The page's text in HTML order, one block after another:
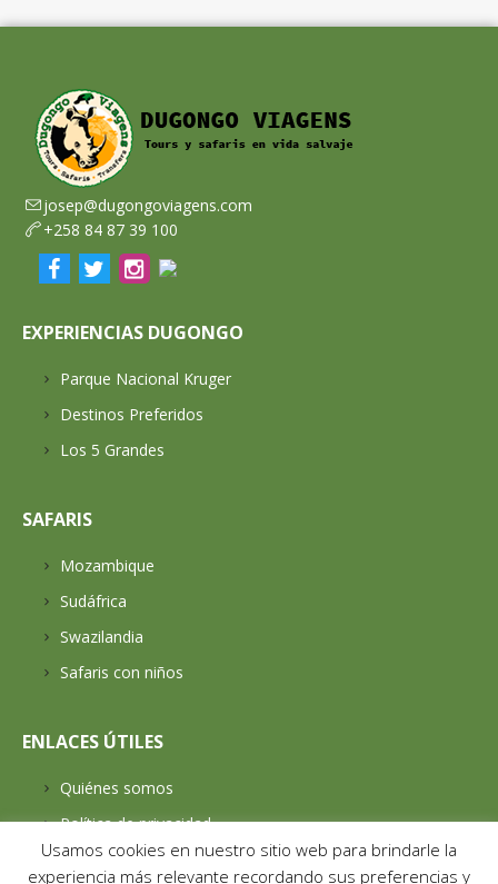
josep@dugongoviagens.com
+258 84 87 39 100
EXPERIENCIAS DUGONGO
Parque Nacional Kruger
Destinos Preferidos
Los 5 Grandes
SAFARIS
Mozambique
Sudáfrica
Swazilandia
Safaris con niños
ENLACES ÚTILES
Quiénes somos
Política de privacidad
Largo recorrido
Usamos cookies en nuestro sitio web para brindarle la
experiencia más relevante recordando sus preferencias y